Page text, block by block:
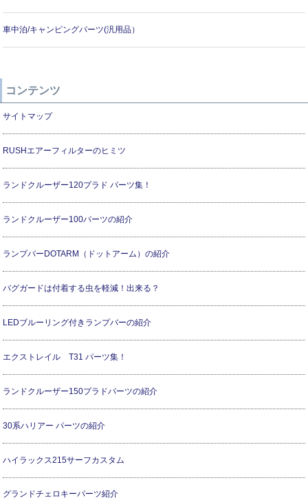
車中泊/キャンピングパーツ(汎用品）
コンテンツ
サイトマップ
RUSHエアーフィルターのヒミツ
ランドクルーザー120プラド パーツ集！
ランドクルーザー100パーツの紹介
ランプバーDOTARM（ドットアーム）の紹介
バグガードは付着する虫を軽減！出来る？
LEDブルーリング付きランプバーの紹介
エクストレイル T31 パーツ集！
ランドクルーザー150プラドパーツの紹介
30系ハリアー パーツの紹介
ハイラックス215サーフカスタム
グランドチェロキーパーツ紹介